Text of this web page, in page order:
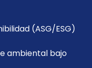
(ASG/ESG)
ambiental bajo